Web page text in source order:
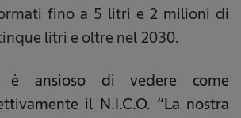
fino a 5 litri e 2 milioni di
litri e oltre nel 2030.
è ansioso di vedere come
il N.I.C.O. “La nostra